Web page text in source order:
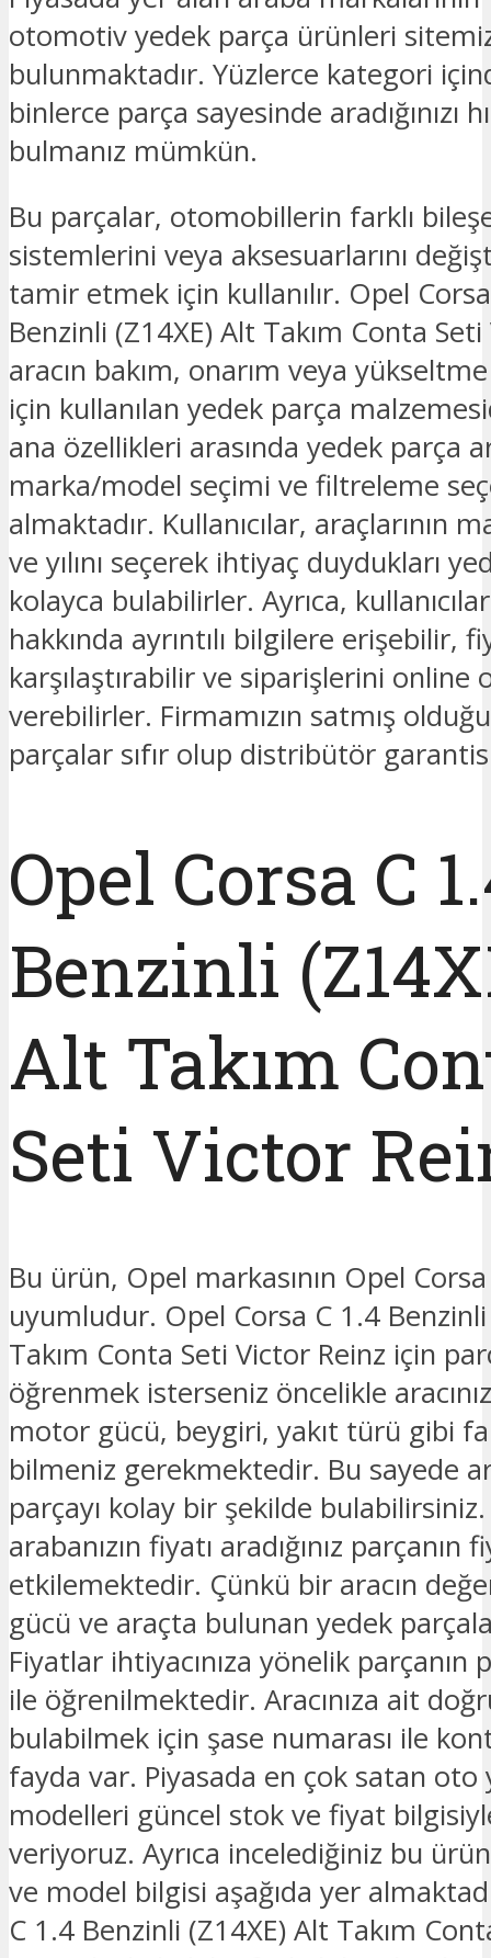
otomotiv yedek parça ürünleri
bulunmaktadır. Yüzlerce kategori
binlerce parça sayesinde aradığınızı
bulmanız mümkün.
Bu parçalar, otomobillerin farklı
sistemlerini veya aksesuarlarını
tamir etmek için kullanılır. Opel
Benzinli (Z14XE) Alt Takım Conta
aracın bakım, onarım veya
için kullanılan yedek parça
ana özellikleri arasında yedek parça
marka/model seçimi ve filtreleme
almaktadır. Kullanıcılar, araçlarının
ve yılını seçerek ihtiyaç duydukları
kolayca bulabilirler. Ayrıca,
hakkında ayrıntılı bilgilere erişebilir,
karşılaştırabilir ve siparişlerini online
verebilirler. Firmamızın satmış
parçalar sıfır olup distribütör
Opel Corsa C
Benzinli
Alt Takım
Seti Victor
Bu ürün, Opel markasının Opel
uyumludur. Opel Corsa C 1.4
Takım Conta Seti Victor Reinz için
öğrenmek isterseniz öncelikle
motor gücü, beygiri, yakıt türü gibi
bilmeniz gerekmektedir. Bu sayede
parçayı kolay bir şekilde bulabilirsiniz.
arabanızın fiyatı aradığınız parçanın
etkilemektedir. Çünkü bir aracın
gücü ve araçta bulunan yedek
Fiyatlar ihtiyacınıza yönelik parçanın
ile öğrenilmektedir. Aracınıza ait
bulabilmek için şase numarası ile
fayda var. Piyasada en çok satan oto
modelleri güncel stok ve fiyat
veriyoruz. Ayrıca incelediğiniz bu
ve model bilgisi aşağıda yer
C 1.4 Benzinli (Z14XE) Alt Takım